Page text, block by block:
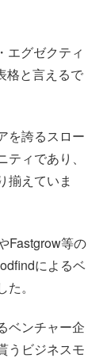
エグゼクティ
格と言えるで
を誇るスロー
ィであり、
揃えていま
Fastgrow等の
によるベ
。
ベンチャー企
うビジネスモ